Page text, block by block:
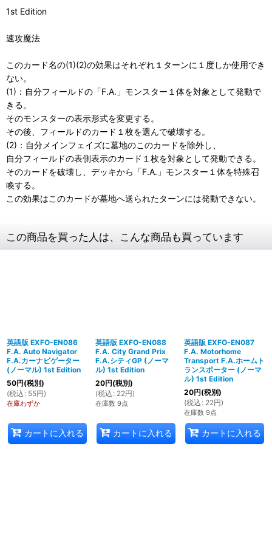
1st Edition
速攻魔法
このカード名の(1)(2)の効果はそれぞれ１ターンに１度しか使用でき
ない。
(1)：自分フィールドの「F.A.」モンスター１体を対象として発動で
きる。
そのモンスターの表示形式を変更する。
その後、フィールドのカード１枚を選んで破壊する。
(2)：自分メインフェイズに墓地のこのカードを除外し、
自分フィールドの表側表示のカード１枚を対象として発動できる。
そのカードを破壊し、デッキから「F.A.」モンスター１体を特殊召
喚する。
この効果はこのカードが墓地へ送られたターンには発動できない。
この商品を買った人は、こんな商品も買っています
英語版 EXFO-EN086
F.A. Auto Navigator
F.A.カーナビゲーター
(ノーマル) 1st Edition
50円(税別)
(税込 : 55円)
在庫わずか
カートに入れる
英語版 EXFO-EN088
F.A. City Grand Prix
F.A.シティGP (ノーマ
ル) 1st Edition
20円(税別)
(税込 : 22円)
在庫数 9点
カートに入れる
英語版 EXFO-EN087
F.A. Motorhome
Transport F.A.ホームト
ランスポーター (ノーマ
ル) 1st Edition
20円(税別)
(税込 : 22円)
在庫数 9点
カートに入れる